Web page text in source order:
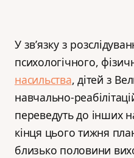
У зв’язку з
психологічного,
насильства, дітей з
навчально-
переведуть до інших
кінця цього тижня
близько половини